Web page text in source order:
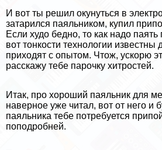
И вот ты решил окунуться в
затарился паяльником, купил
Если худо бедно, то как надо
вот тонкости технологии известны
приходят с опытом. Чтож, ускорю
расскажу тебе парочку хитростей.
Итак, про хороший паяльник для
наверное уже читал, вот от него и
паяльника тебе потребуется
поподробней.